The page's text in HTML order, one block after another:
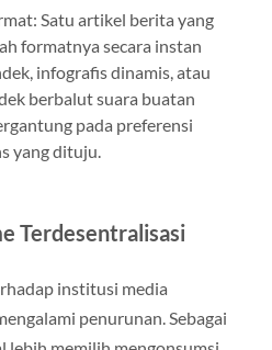
Satu artikel berita yang
formatnya secara instan
infografis dinamis, atau
berbalut suara buatan
pada preferensi
yang dituju.
Terdesentralisasi
institusi media
penurunan. Sebagai